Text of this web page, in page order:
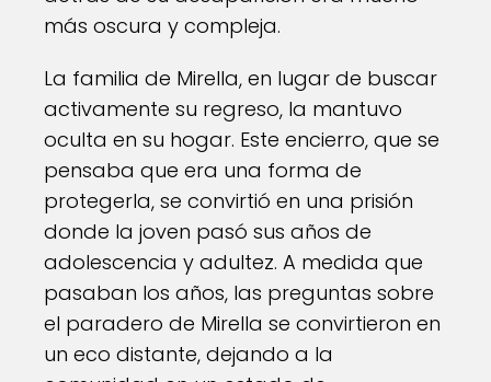
más oscura y compleja.
La familia de Mirella, en lugar de buscar
activamente su regreso, la mantuvo
oculta en su hogar. Este encierro, que se
pensaba que era una forma de
protegerla, se convirtió en una prisión
donde la joven pasó sus años de
adolescencia y adultez. A medida que
pasaban los años, las preguntas sobre
el paradero de Mirella se convirtieron en
un eco distante, dejando a la